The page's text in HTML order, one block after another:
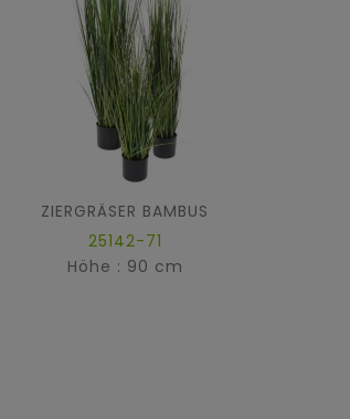
ZIERGRÄSER BAMBUS
25142-71
Höhe : 90 cm